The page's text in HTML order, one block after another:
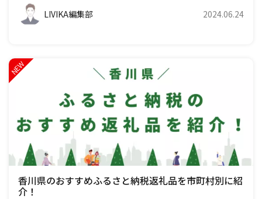
LIVIKA編集部 2024.06.24
香川県のおすすめふるさと納税返礼品を市町村別に紹
介！